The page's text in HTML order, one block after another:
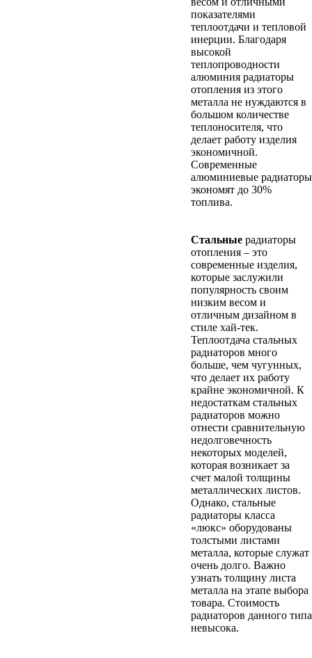
показателями
теплоотдачи и тепловой
инерции. Благодаря
высокой
теплопроводности
алюминия радиаторы
отопления из этого
металла не нуждаются в
большом количестве
теплоносителя, что
делает работу изделия
экономичной.
Современные
алюминиевые радиаторы
экономят до 30%
топлива.
Стальные радиаторы
отопления – это
современные изделия,
которые заслужили
популярность своим
низким весом и
отличным дизайном в
стиле хай-тек.
Теплоотдача стальных
радиаторов много
больше, чем чугунных,
что делает их работу
крайне экономичной. К
недостаткам стальных
радиаторов можно
отнести сравнительную
недолговечность
некоторых моделей,
которая возникает за
счет малой толщины
металлических листов.
Однако, стальные
радиаторы класса
«люкс» оборудованы
толстыми листами
металла, которые служат
очень долго. Важно
узнать толщину листа
металла на этапе выбора
товара. Стоимость
радиаторов данного типа
невысока.